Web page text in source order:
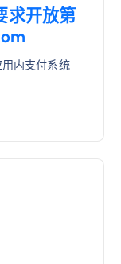
求开放第
内支付系统